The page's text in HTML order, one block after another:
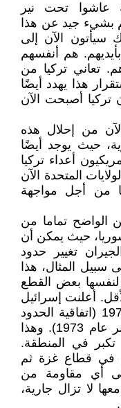
عاشوا تحت نير
بشيء جيد عن هذا
سيأتون الآن إلى
هم أنفسهم
تعاني تركيا من
هذا يهدد أيضًا
تركيا أصبحت الآن
من إحلال هذه
حيث يوجد أيضًا
أعداء تركيا
المتحدة الآن
من أجل مواجهة
الواضح تماما من
حيث يمكن أن
تغيير حدود
سبيل المثال، هذا
بعض القطع
أعلنت إسرائيل
الآن أنها في حِل من اتفاقية عام 1974 (اتفاقية الحدود
بين سوريا وإسرائيل بعد حرب أكتوبر عام 1973). وهذا
في المنطقة.
في قطاع غزة ثم
أي مقاومة من
لا تزال جارية،